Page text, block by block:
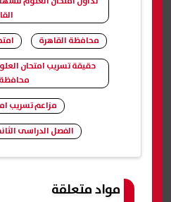
محافظة القاهرة
مزاعم تسريب
الفصل الدراسى
مواد متعلقة